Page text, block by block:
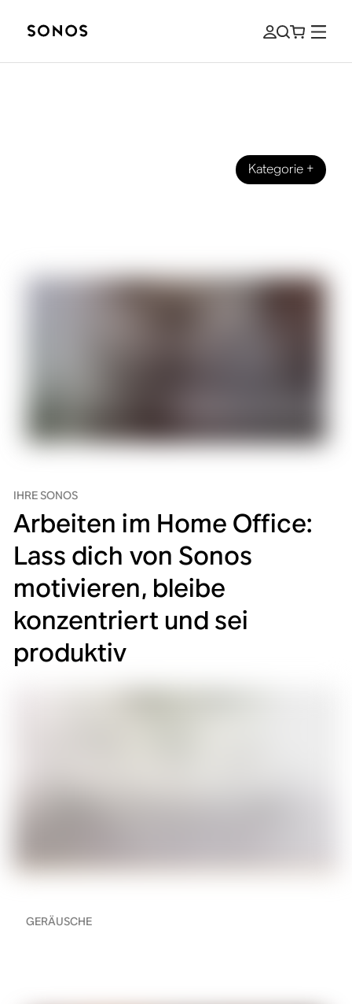
Kategorie+
Arbeiten im Home Office:
Lass dich von Sonos
motivieren, bleibe
konzentriert und sei
produktiv
IHRE SONOS
GERÄUSCHE